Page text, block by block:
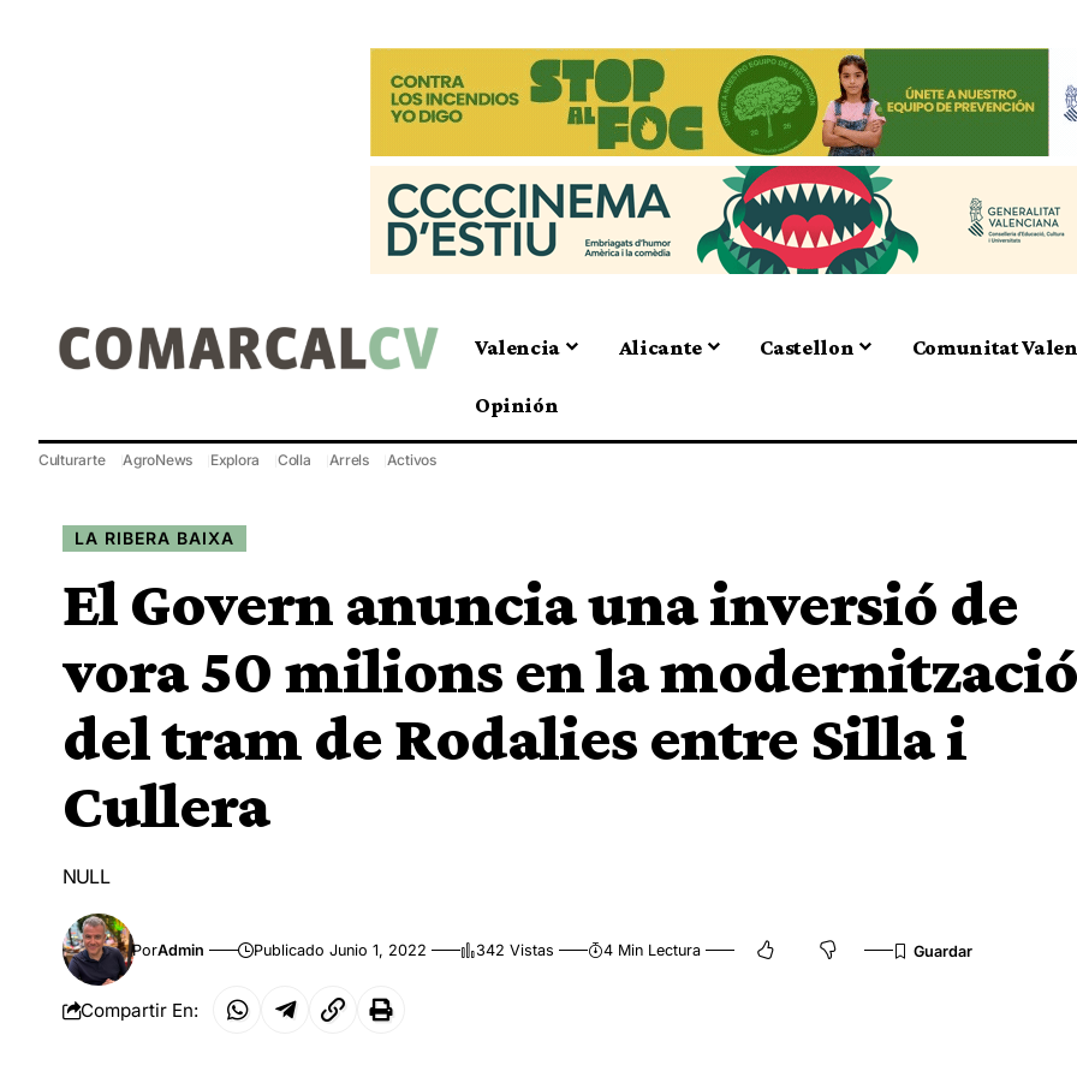
Valencia Alicante Castellon Comunitat
Opinión
Culturarte AgroNews Explora Colla Arrels Activos
LA RIBERA BAIXA
El Govern anuncia una inversió de
vora 50 milions en la modernització
del tram de Rodalies entre Silla i
Cullera
NULL
PorAdmin Publicado Junio 1, 2022 342 Vistas 4 Min Lectura
Compartir En: